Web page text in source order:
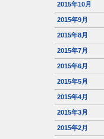
2015年10月
2015年9月
2015年8月
2015年7月
2015年6月
2015年5月
2015年4月
2015年3月
2015年2月